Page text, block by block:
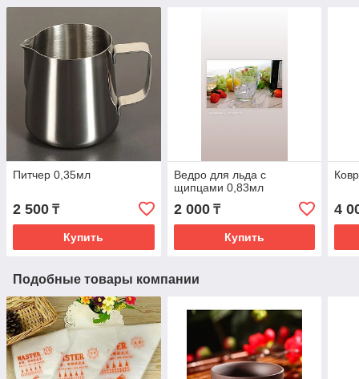
Питчер 0,35мл
2 500 ₸
Купить
Ведро для льда с
щипцами 0,83мл
2 000₸
Купить
4
Подобные товары компании